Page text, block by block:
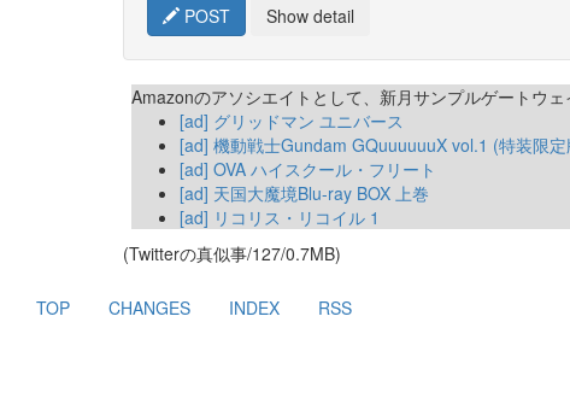
POST Show detail
Amazonのアソシエイトとして、新月サンプルゲートウェ
[ad] グリッドマン ユニバース
[ad] 機動戦士Gundam GQuuuuuuX vol.1 (特装限
[ad] OVA ハイスクール・フリート
[ad] 天国大魔境Blu-ray BOX 上巻
[ad] リコリス・リコイル 1
(Twitterの真似事/127/0.7MB)
TOP CHANGES INDEX
RSS